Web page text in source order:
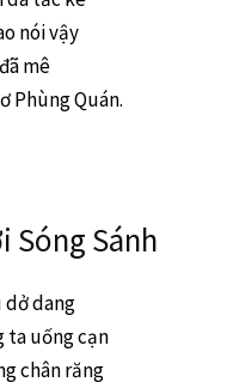
nói vậy
mê
Phùng Quán.
Sóng Sánh
dở dang
ta uống cạn
chân răng